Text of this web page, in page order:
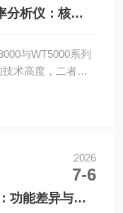
分析仪：核心
与WT5000系列
术高度，二者在
心性能来看，两
工业设备、变频器
系列在此基础上
，带宽拓展至
2026
7-6
功能差异与选